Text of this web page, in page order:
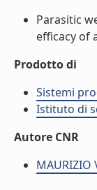
Parasitic
efficacy of
Prodotto di
Sistemi
Istituto di
Autore CNR
MAURIZIO